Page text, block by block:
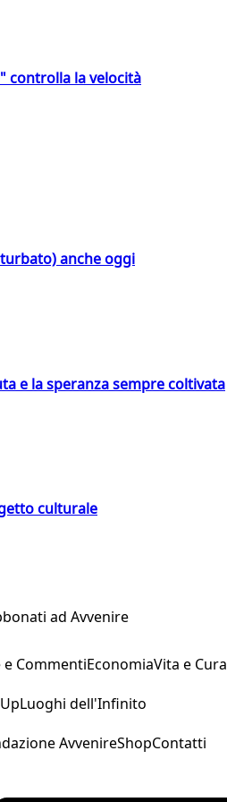
controlla la velocità
anche oggi
e la speranza sempre coltivata
culturale
ad Avvenire
e CommentiEconomiaVita e Cura
Luoghi dell'Infinito
AvvenireShopContatti